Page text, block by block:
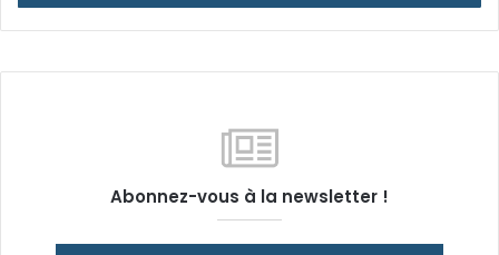
Abonnez-vous à la newsletter !